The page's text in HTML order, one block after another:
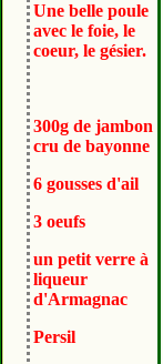
Une belle poule
avec le foie, le
coeur, le gésier.
300g de jambon
cru de bayonne
6 gousses d'ail
3 oeufs
un petit verre à
liqueur
d'Armagnac
Persil